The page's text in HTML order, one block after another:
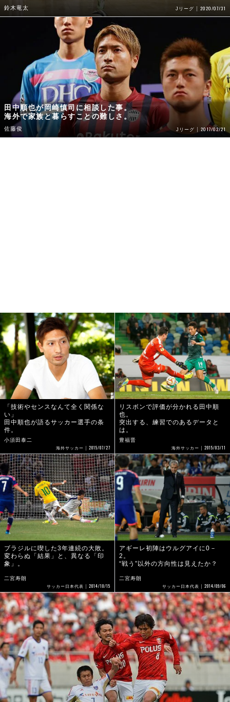
鈴木竜太 Jリーグ 2020/07/31
田中順也が岡崎慎司に相談した事。
海外で家族と暮らすことの難しさ。
佐藤俊 Jリーグ 2017/02/21
「技術やセンスなんて全く関係な
い」
田中順也が語るサッカー選手の条
件。
小須田泰二
海外サッカー 2015/07/27
リスボンで評価が分かれる田中順
也。
突出する、練習でのあるデータと
は。
豊福晋
海外サッカー 2015/03/11
ブラジルに喫した3年連続の大敗。
変わらぬ「結果」と、異なる「印
象」。
二宮寿朗
サッカー日本代表 2014/10/15
アギーレ初陣はウルグアイに0－
2。
“戦う”以外の方向性は見えたか？
二宮寿朗
サッカー日本代表 2014/09/06